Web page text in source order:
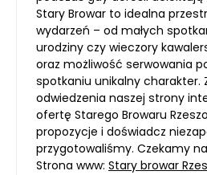
Stary Browar to idealna
wydarzeń – od małych
urodziny czy wieczory
oraz możliwość serwowania
spotkaniu unikalny charakter.
odwiedzenia naszej strony
ofertę Starego Browaru
propozycje i doświadcz
przygotowaliśmy. Czekamy
Strona www: Stary browar